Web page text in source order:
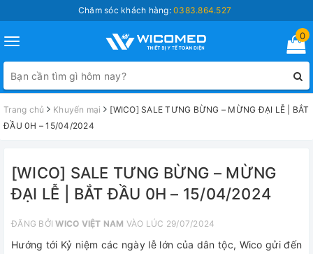
Chăm sóc khách hàng:0383.864.527
Toggle
navigation
0
Trang chủ Khuyến mại
[WICO] SALE TƯNG BỪNG – MỪNG ĐẠI LỄ | BẮT
ĐẦU 0H – 15/04/2024
[WICO] SALE TƯNG BỪNG – MỪNG
ĐẠI LỄ | BẮT ĐẦU 0H – 15/04/2024
ĐĂNG BỞIWICO VIỆT NAM VÀO LÚC 29/07/2024
Hướng tới Kỷ niệm các ngày lễ lớn của dân tộc, Wico gửi đến